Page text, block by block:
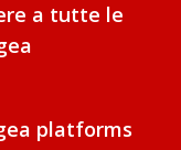
a tutte le
platforms